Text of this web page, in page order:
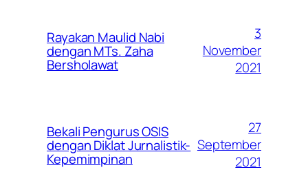
Rayakan Maulid Nabi
dengan MTs. Zaha
Bersholawat
3
November
2021
Bekali Pengurus OSIS
dengan Diklat Jurnalistik-
Kepemimpinan
27
September
2021